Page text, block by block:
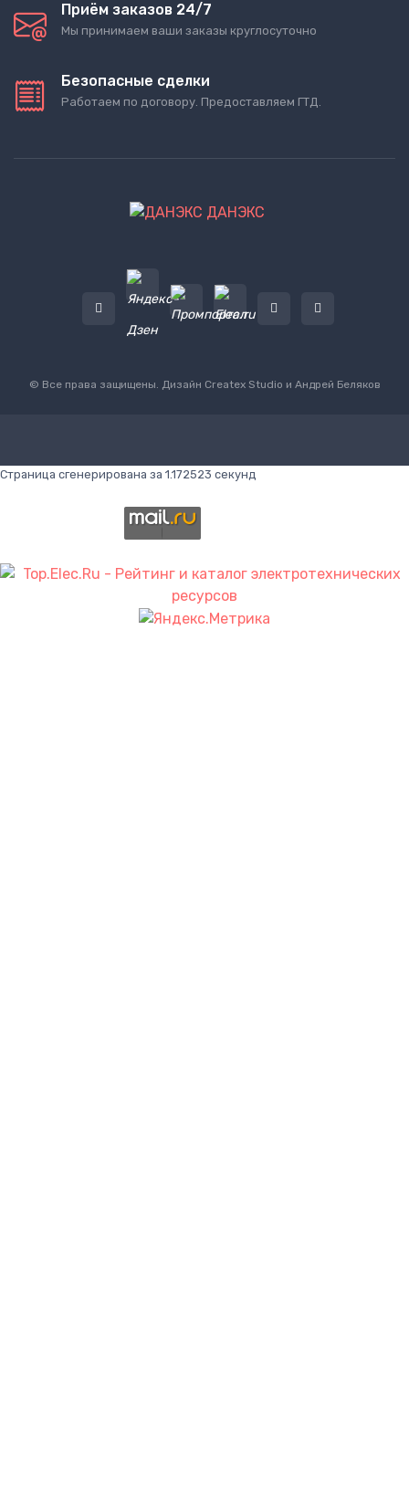
Приём заказов 24/7
Мы принимаем ваши заказы круглосуточно
Безопасные сделки
Работаем по договору. Предоставляем ГТД.
ДАНЭКС
© Все права защищены. Дизайн Createx Studio и Андрей Беляков
Страница сгенерирована за 1.172523 секунд